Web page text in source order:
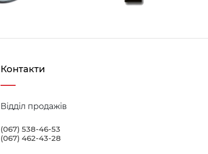
Контакти
Відділ продажів
(067) 538-46-53
(067) 462-43-28